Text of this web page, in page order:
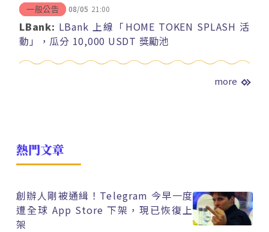
一般公告 08/05 21:00
LBank: LBank 上線「HOME TOKEN SPLASH 活
動」，瓜分 10,000 USDT 獎勵池
more
熱門文章
創辦人剛被通緝！Telegram 今早一度
遭全球 App Store 下架，現已恢復上
架